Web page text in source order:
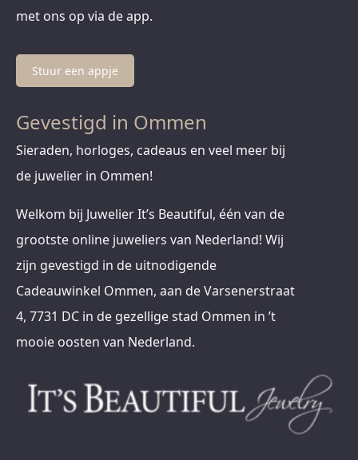
met ons op via de app.
Stuur een appje
Gevestigd in Ommen
Sieraden, horloges, cadeaus en veel meer bij
de juwelier in Ommen!
Welkom bij Juwelier It’s Beautiful, één van de
grootste online juweliers van Nederland! Wij
zijn gevestigd in de uitnodigende
Cadeauwinkel Ommen, aan de Varsenerstraat
4, 7731 DC in de gezellige stad Ommen in ’t
mooie oosten van Nederland.